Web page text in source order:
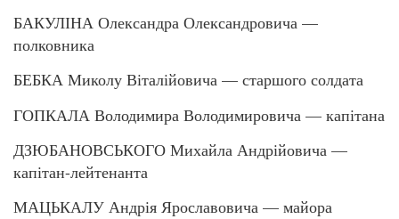
БАКУЛІНА Олександра Олександровича —
полковника
БЕБКА Миколу Віталійовича — старшого солдата
ГОПКАЛА Володимира Володимировича — капітана
ДЗЮБАНОВСЬКОГО Михайла Андрійовича —
капітан-лейтенанта
МАЦЬКАЛУ Андрія Ярославовича — майора